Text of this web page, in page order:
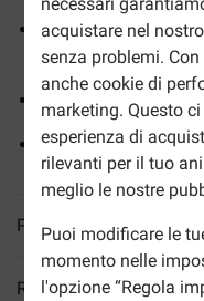
necessari
acquistare nel
senza problemi.
anche cookie di
marketing. Questo
esperienza di
rilevanti per il tuo
meglio le nostre
Puoi modificare le
momento nelle
l'opzione “Regola
Contengono
qualità
Con aroma di aglio e
Adatto ai gatti di
Più informazioni
Reviews